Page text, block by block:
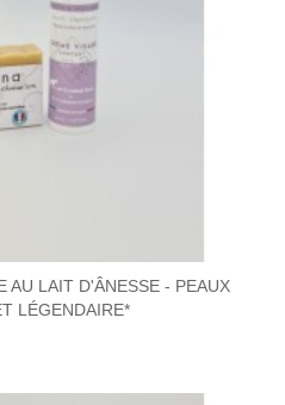
AU LAIT D'ÂNESSE - PEAUX
LÉGENDAIRE*
AU LAIT D'ÂNESSE -